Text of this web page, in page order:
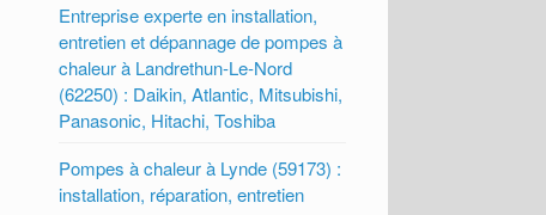
Entreprise experte en installation,
entretien et dépannage de pompes à
chaleur à Landrethun-Le-Nord
(62250) : Daikin, Atlantic, Mitsubishi,
Panasonic, Hitachi, Toshiba
Pompes à chaleur à Lynde (59173) :
installation, réparation, entretien